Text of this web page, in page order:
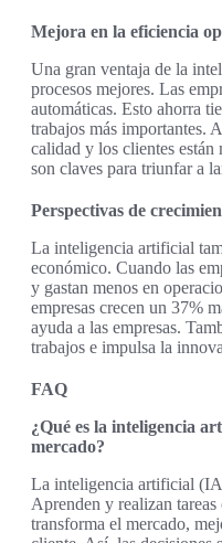
Mejora en la eficiencia
Una gran ventaja de la
procesos mejores. Las
automáticas. Esto ahorra
trabajos más importantes.
calidad y los clientes están
son claves para triunfar a
Perspectivas de
La inteligencia artificial
económico. Cuando las
y gastan menos en
empresas crecen un 37%
ayuda a las empresas.
trabajos e impulsa la
FAQ
¿Qué es la inteligencia
mercado?
La inteligencia artificial
Aprenden y realizan
transforma el mercado,